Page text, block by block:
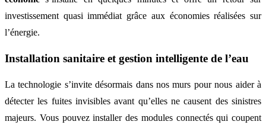
investissement quasi immédiat grâce aux économies réalisées sur
l’énergie.
Installation sanitaire et gestion intelligente de l’eau
La technologie s’invite désormais dans nos murs pour nous aider à
détecter les fuites invisibles avant qu’elles ne causent des sinistres
majeurs. Vous pouvez installer des modules connectés qui coupent